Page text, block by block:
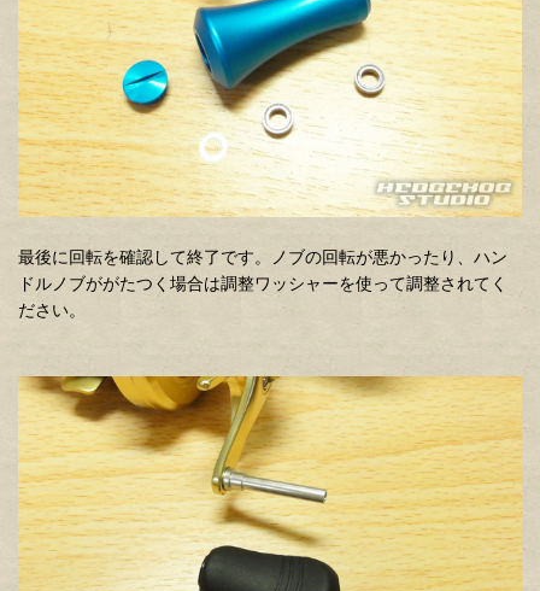
最後に回転を確認して終了です。ノブの回転が悪かったり、ハン
ドルノブががたつく場合は調整ワッシャーを使って調整されてく
ださい。